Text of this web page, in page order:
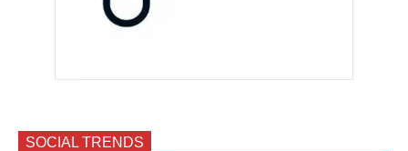
SOCIAL TRENDS